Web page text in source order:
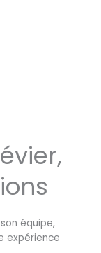
équipe,
expérience